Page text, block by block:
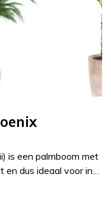
is een palmboom met
en dus ideaal voor in…